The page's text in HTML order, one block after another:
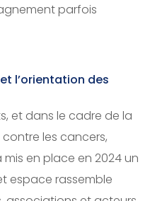
parfois
l’orientation des
et dans le cadre de la
les cancers,
en place en 2024 un
espace rassemble